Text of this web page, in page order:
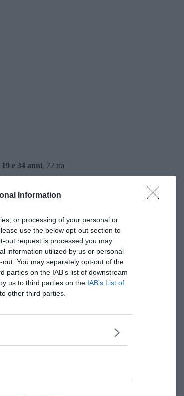
Information
or processing of your personal or
use the below opt-out section to
out request is processed you may
information utilized by us or personal
You may separately opt-out of the
parties on the IAB’s list of downstream
us to third parties on the IAB’s List of
other third parties.
19 e 34 anni, 72 tra
sono 28
pazienti
che tanto in
è vaccinato) mentre 5
di 91 anni vaccinato
passati dai 26
gli aretini ancora
di stamani.